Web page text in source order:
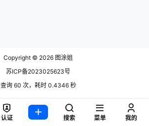
Copyright © 2026 图涂姐
苏ICP备2023025623号
查询 60 次，耗时 0.4346 秒
认证 搜索 菜单 我的